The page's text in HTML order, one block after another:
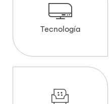
Tecnología